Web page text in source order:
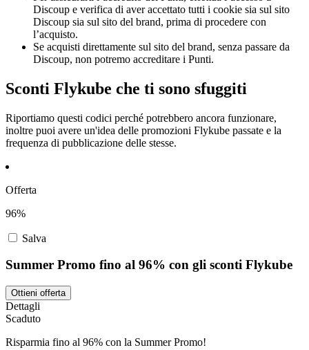
Discoup e verifica di aver accettato tutti i cookie sia sul sito
Discoup sia sul sito del brand, prima di procedere con
l’acquisto.
Se acquisti direttamente sul sito del brand, senza passare da
Discoup, non potremo accreditare i Punti.
Sconti Flykube che ti sono sfuggiti
Riportiamo questi codici perché potrebbero ancora funzionare,
inoltre puoi avere un'idea delle promozioni Flykube passate e la
frequenza di pubblicazione delle stesse.
Offerta
96%
Salva
Summer Promo fino al 96% con gli sconti Flykube
Ottieni offerta
Dettagli
Scaduto
Risparmia fino al 96% con la Summer Promo!